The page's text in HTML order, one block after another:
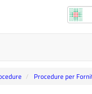
Procedure per